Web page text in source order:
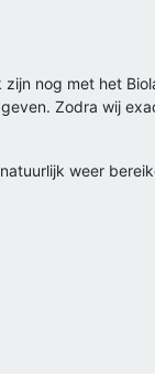
nog met het
Zodra wij
weer